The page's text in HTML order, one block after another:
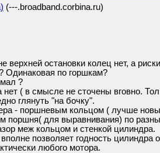
(---.broadband.corbina.ru)
верхней остановки колец нет, а
Одинаковая по горшкам?
?
нет ( в смысле не сточены вговно.
глянуть "на бочку".
- поршневым кольцом ( лучше
поршня( для выравнивания) по
меж кольцом и стенкой цилиндра.
позволяет годность цилиндра
любого мотора.